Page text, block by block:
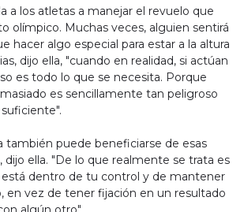
a los atletas a manejar el revuelo que
olímpico. Muchas veces, alguien sentirá
hacer algo especial para estar a la altura
dijo ella, "cuando en realidad, si actúan
es todo lo que se necesita. Porque
es sencillamente tan peligroso
también puede beneficiarse de esas
dijo ella. "De lo que realmente se trata es
dentro de tu control y de mantener
en vez de tener fijación en un resultado